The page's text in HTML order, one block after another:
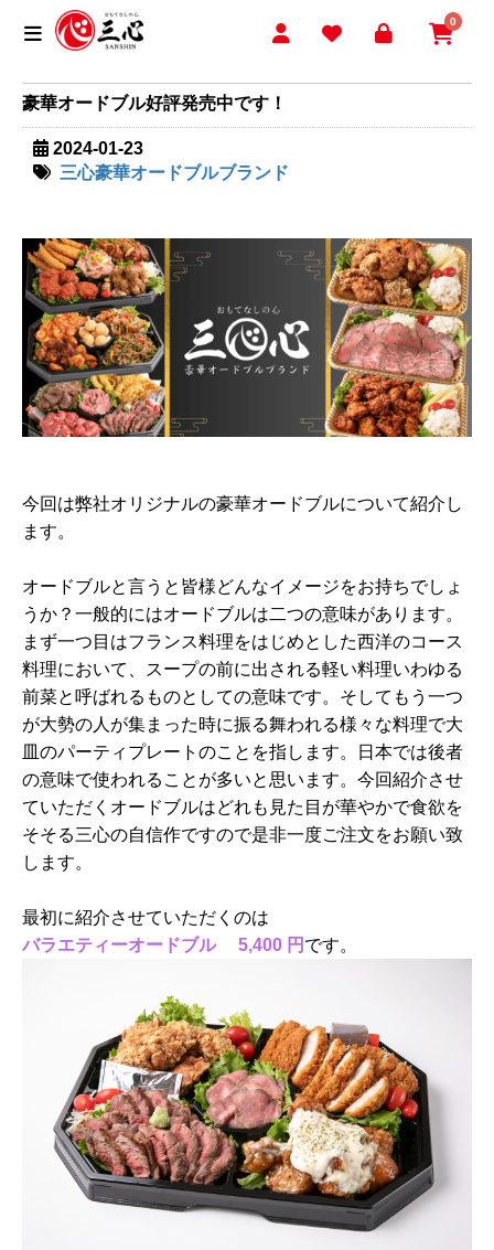
0
豪華オードブル好評発売中です！
2024-01-23
三心豪華オードブルブランド
今回は弊社オリジナルの豪華オードブルについて紹介し
ます。
オードブルと言うと皆様どんなイメージをお持ちでしょ
うか？一般的にはオードブルは二つの意味があります。
まず一つ目はフランス料理をはじめとした西洋のコース
料理において、スープの前に出される軽い料理いわゆる
前菜と呼ばれるものとしての意味です。そしてもう一つ
が大勢の人が集まった時に振る舞われる様々な料理で大
皿のパーティプレートのことを指します。日本では後者
の意味で使われることが多いと思います。今回紹介させ
ていただくオードブルはどれも見た目が華やかで食欲を
そそる三心の自信作ですので是非一度ご注文をお願い致
します。
最初に紹介させていただくのは
バラエティーオードブル 5,400 円 です。